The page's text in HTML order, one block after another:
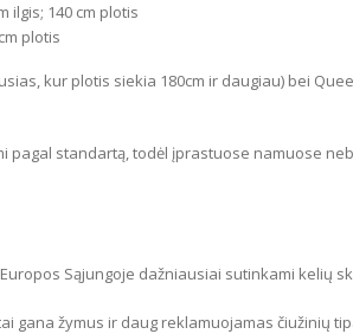
ilgis; 140 cm plotis
plotis
kur plotis siekia 180cm ir daugiau) bei
pagal standartą, todėl įprastuose namuose
Sąjungoje dažniausiai sutinkami kelių
gana žymus ir daug reklamuojamas čiužinių